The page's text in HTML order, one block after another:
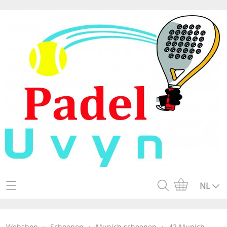
Home NL